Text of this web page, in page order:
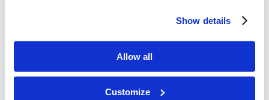
Show details
Allow all
Customize
en avant, il se jeta sur sa face,
et pria ainsi : Mon Père, s’il est possible, que
cette coupe s’éloigne de moi ! Toutefois, non pas
ce que je veux, mais ce que tu veux.”